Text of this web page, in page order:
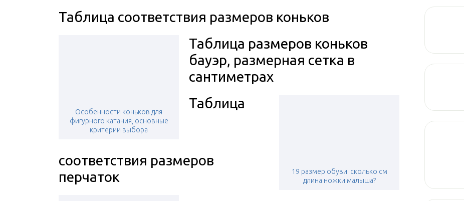
Таблица соответствия размеров коньков
Особенности коньков для
фигурного катания, основные
критерии выбора
Таблица размеров коньков
бауэр, размерная сетка в
сантиметрах
19 размер обуви: сколько см
длина ножки малыша?
Таблица
соответствия размеров
перчаток